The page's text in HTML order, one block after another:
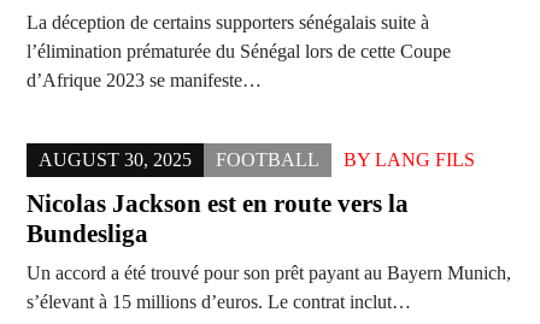
La déception de certains supporters sénégalais suite à
l’élimination prématurée du Sénégal lors de cette Coupe
d’Afrique 2023 se manifeste…
AUGUST 30, 2025 FOOTBALL BY LANG FILS
Nicolas Jackson est en route vers la
Bundesliga
Un accord a été trouvé pour son prêt payant au Bayern Munich,
s’élevant à 15 millions d’euros. Le contrat inclut…